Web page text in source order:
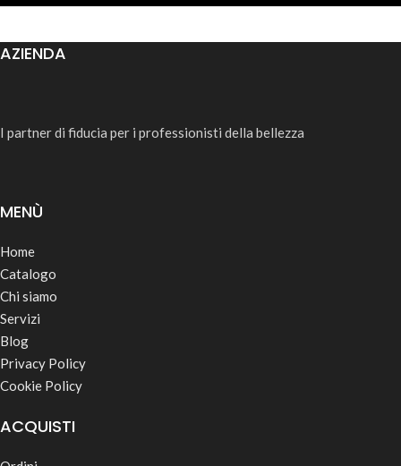
AZIENDA
I partner di fiducia per i professionisti della bellezza
MENÙ
Home
Catalogo
Chi siamo
Servizi
Blog
Privacy Policy
Cookie Policy
ACQUISTI